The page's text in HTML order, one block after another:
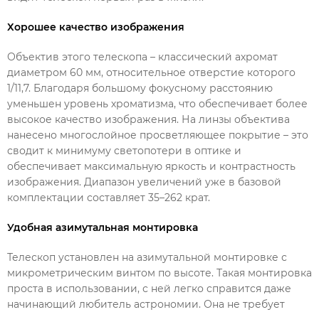
Хорошее качество изображения
Объектив этого телескопа – классический ахромат
диаметром 60 мм, относительное отверстие которого
1/11,7. Благодаря большому фокусному расстоянию
уменьшен уровень хроматизма, что обеспечивает более
высокое качество изображения. На линзы объектива
нанесено многослойное просветляющее покрытие – это
сводит к минимуму светопотери в оптике и
обеспечивает максимальную яркость и контрастность
изображения. Диапазон увеличений уже в базовой
комплектации составляет 35–262 крат.
Удобная азимутальная монтировка
Телескоп установлен на азимутальной монтировке с
микрометрическим винтом по высоте. Такая монтировка
проста в использовании, с ней легко справится даже
начинающий любитель астрономии. Она не требует